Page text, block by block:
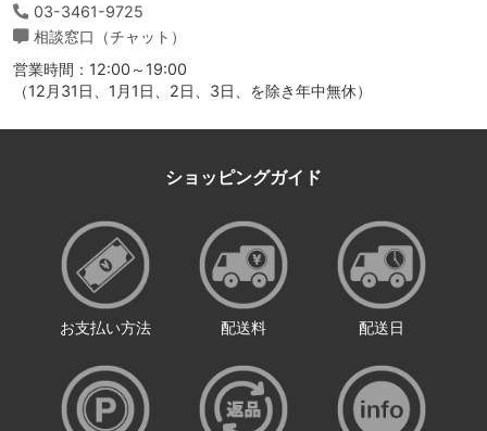
03-3461-9725
相談窓口（チャット）
営業時間：12:00～19:00
（12月31日、1月1日、2日、3日、を除き年中無休）
ショッピングガイド
お支払い方法 配送料 配送日